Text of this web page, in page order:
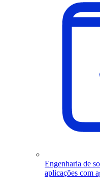
Engenharia de
aplicações com